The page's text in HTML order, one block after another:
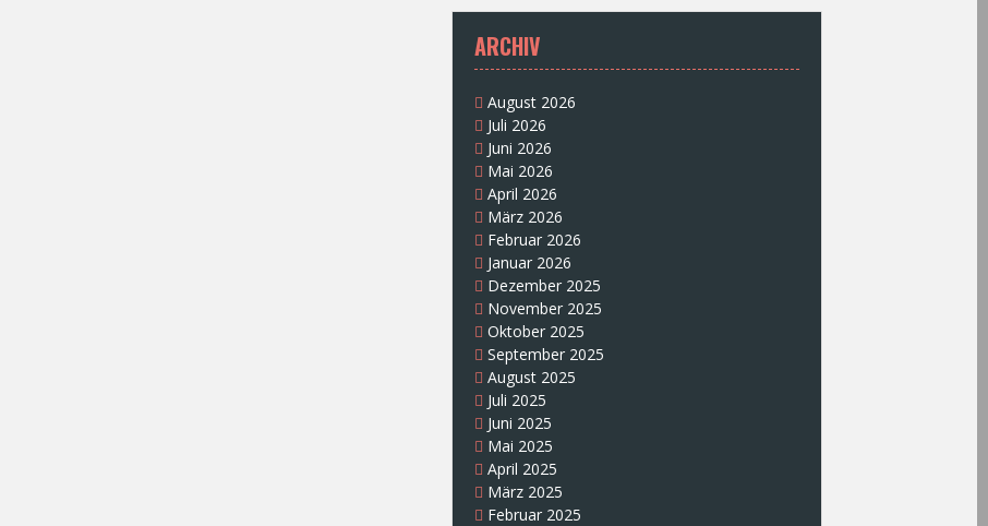
ARCHIV
August 2026
Juli 2026
Juni 2026
Mai 2026
April 2026
März 2026
Februar 2026
Januar 2026
Dezember 2025
November 2025
Oktober 2025
September 2025
August 2025
Juli 2025
Juni 2025
Mai 2025
April 2025
März 2025
Februar 2025